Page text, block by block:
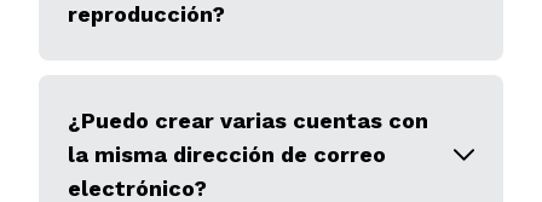
reproducción?
¿Puedo crear varias cuentas con
la misma dirección de correo
electrónico?